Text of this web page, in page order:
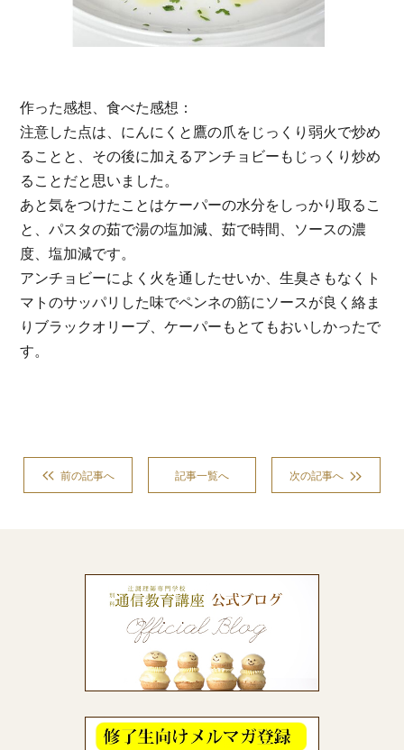
作った感想、⻝べた感想：
注意した点は、にんにくと鷹の⽖をじっくり弱⽕で炒め
ることと、その後に加えるアンチョビーもじっくり炒め
ることだと思いました。
あと気をつけたことはケーパーの⽔分をしっかり取るこ
と、パスタの茹で湯の塩加減、茹で時間、ソースの濃
度、塩加減です。
アンチョビーによく⽕を通したせいか、⽣臭さもなくト
マトのサッパリした味でペンネの筋にソースが良く絡ま
りブラックオリーブ、ケーパーもとてもおいしかったで
す。
前の記事へ 記事一覧へ 次の記事へ